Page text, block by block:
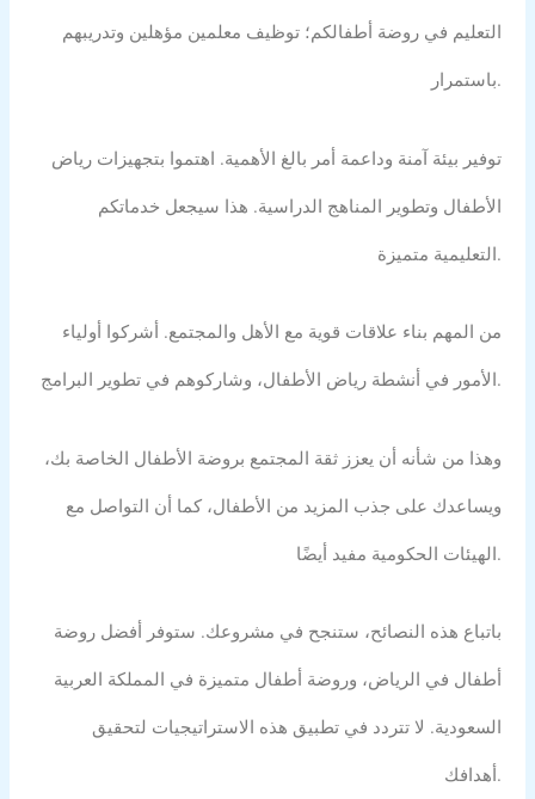
التعليم في روضة أطفالكم؛ توظيف معلمين مؤهلين وتدريبهم
باستمرار.
توفير بيئة آمنة وداعمة أمر بالغ الأهمية. اهتموا بتجهيزات رياض
الأطفال وتطوير المناهج الدراسية. هذا سيجعل خدماتكم
التعليمية متميزة.
من المهم بناء علاقات قوية مع الأهل والمجتمع. أشركوا أولياء
الأمور في أنشطة رياض الأطفال، وشاركوهم في تطوير البرامج.
وهذا من شأنه أن يعزز ثقة المجتمع بروضة الأطفال الخاصة بك،
ويساعدك على جذب المزيد من الأطفال، كما أن التواصل مع
الهيئات الحكومية مفيد أيضًا.
باتباع هذه النصائح، ستنجح في مشروعك. ستوفر أفضل روضة
أطفال في الرياض، وروضة أطفال متميزة في المملكة العربية
السعودية. لا تتردد في تطبيق هذه الاستراتيجيات لتحقيق
أهدافك.